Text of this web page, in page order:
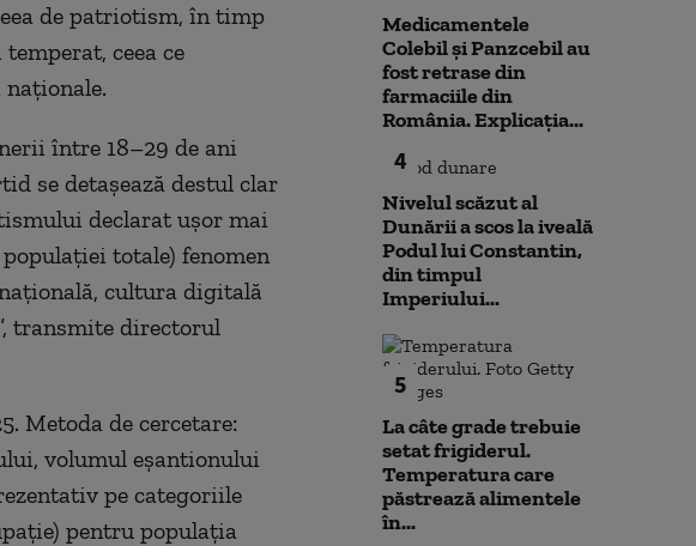
de patriotism, în timp
ceea ce
între 18–29 de ani
se detașează destul clar
declarat ușor mai
totale) fenomen
cultura digitală
transmite directorul
Metoda de cercetare:
volumul eșantionului
pe categoriile
pentru populația
Medicamentele
Colebil și Panzcebil au
fost retrase din
farmaciile din
România. Explicația...
4
Nivelul scăzut al
Dunării a scos la iveală
Podul lui Constantin,
din timpul
Imperiului...
5
La câte grade trebuie
setat frigiderul.
Temperatura care
păstrează alimentele
în...